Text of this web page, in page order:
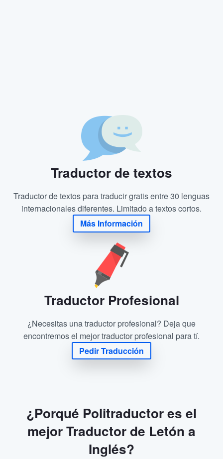
Traductor de textos
Traductor de textos para traducir gratis entre 30 lenguas
internacionales diferentes. Limitado a textos cortos.
Más Información
Traductor Profesional
¿Necesitas una traductor profesional? Deja que
encontremos el mejor traductor profesional para tí.
Pedir Traducción
¿Porqué Politraductor es el
mejor Traductor de Letón a
Inglés?